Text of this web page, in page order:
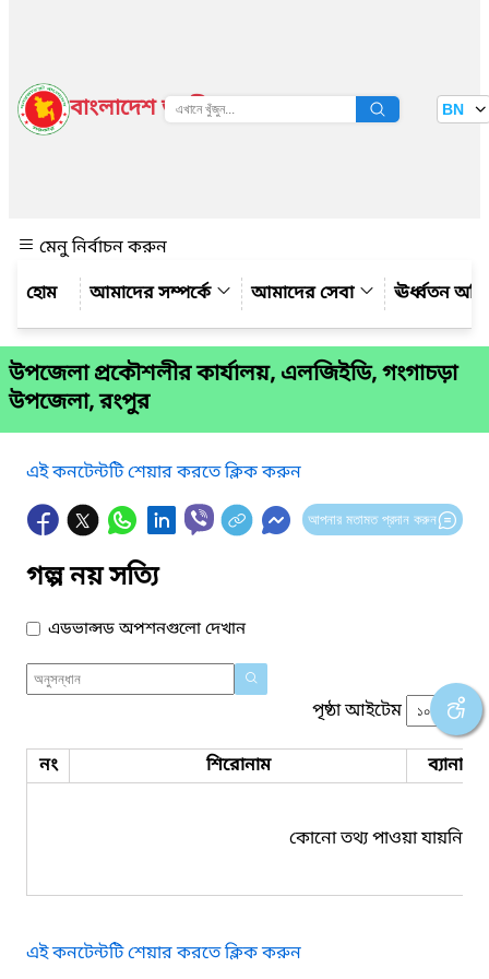
বাংলাদেশ জাতীয় তথ্য বাতায়ন BN
মেনু নির্বাচন করুন
আমাদের সম্পর্কে
আমাদের সেবা ঊর্ধ্বতন
উপজেলা প্রকৌশলীর কার্যালয়, এলজিইডি, গংগাচড়া
উপজেলা, রংপুর
এই কনটেন্টটি শেয়ার করতে ক্লিক করুন
আপনার মতামত প্রদান করুন
গল্প নয় সত্যি
এডভান্সড অপশনগুলো দেখান
পৃষ্ঠা আইটেম
নং শিরোনাম ব্যানার
কোনো তথ্য পাওয়া যায়নি।
এই কনটেন্টটি শেয়ার করতে ক্লিক করুন